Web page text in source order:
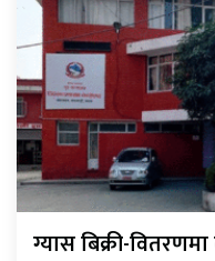
ग्यास बिक्री-